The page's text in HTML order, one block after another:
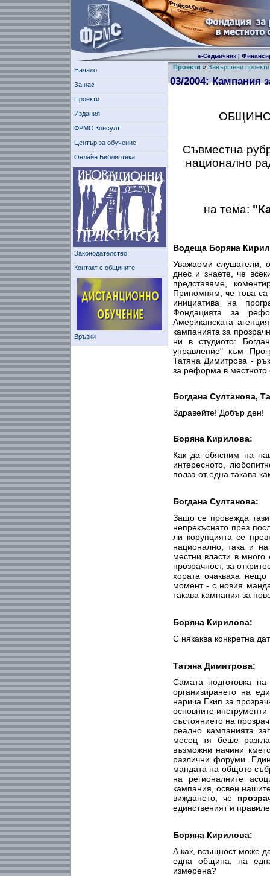
е-Седмичник|
Начало
За нас
Проекти
Издания
ФРМС Консулт
Център за обучение
Онлайн Библиотека
Законодателство
Контакт с общините
Връзки
Проекти » Завършени проекти
03/2004: Кампания
Съвместна
национално
на тема:
Водеща Боряна
Уважаеми слушатели,
днес и знаете, че
представяме,
Припомням, че това
инициатива на
Фондацията за
Американската
кампанията за
ни в студиото:
управление" към
Татяна Димитрова -
за реформа в
Богдана Султанова,
Здравейте! Добър ден!
Боряна Кирилова:
Как да обясним на
интересното,
полза от една такава
Богдана Султанова:
Защо се провежда
непрекъснато през
ли корупцията се
национално, така и
местни власти в
прозрачност, за
хората очакваха
момент - с новия
такава кампания за
Боряна Кирилова:
С някаква конкретна
Татяна Димитрова:
Самата подготовка
организирането на
нарича Екип за
основните
състоянието на
реално кампанията
месец тя беше
възможни начини
различни форуми.
мандата на общото
на регионалните
кампания, освен
виждането, че
единственият и
Боряна Кирилова:
А как, всъщност може
една община, на
измерена?